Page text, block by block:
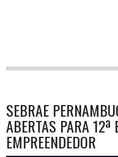
SEBRAE
ABERTAS PARA 12ª
EMPREENDEDOR